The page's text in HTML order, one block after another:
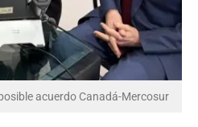
acuerdo Canadá-Mercosur